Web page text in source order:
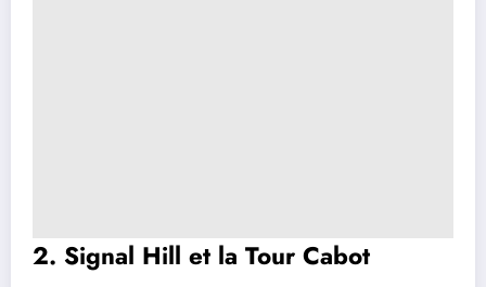
2. Signal Hill et la Tour Cabot